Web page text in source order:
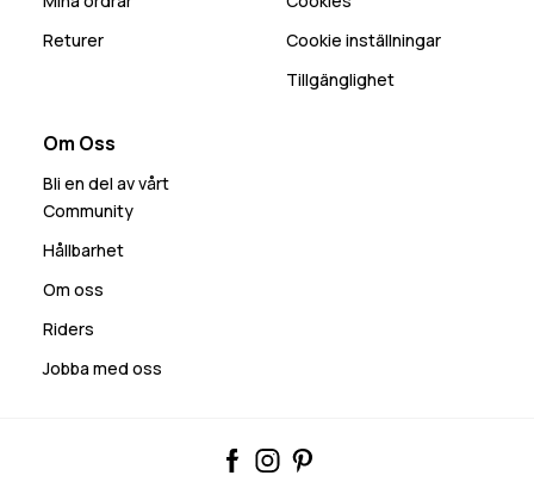
Returer
Cookie inställningar
Tillgänglighet
Om Oss
Bli en del av vårt
Community
Hållbarhet
Om oss
Riders
Jobba med oss